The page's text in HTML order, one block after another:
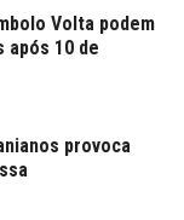
Volta podem
após 10 de
provoca